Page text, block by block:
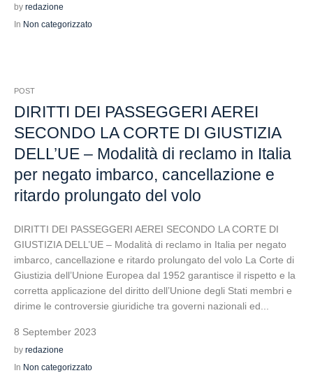
by redazione
In Non categorizzato
POST
DIRITTI DEI PASSEGGERI AEREI
SECONDO LA CORTE DI GIUSTIZIA
DELL’UE – Modalità di reclamo in Italia
per negato imbarco, cancellazione e
ritardo prolungato del volo
DIRITTI DEI PASSEGGERI AEREI SECONDO LA CORTE DI
GIUSTIZIA DELL’UE – Modalità di reclamo in Italia per negato
imbarco, cancellazione e ritardo prolungato del volo La Corte di
Giustizia dell’Unione Europea dal 1952 garantisce il rispetto e la
corretta applicazione del diritto dell’Unione degli Stati membri e
dirime le controversie giuridiche tra governi nazionali ed...
8 September 2023
by redazione
In Non categorizzato